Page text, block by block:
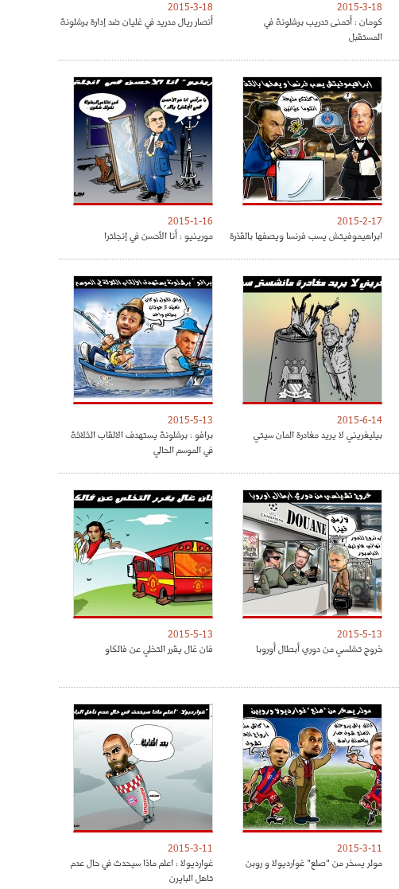
2015-3-18
كومان : أتمنى تدريب برشلونة في
المستقبل
2015-3-18
أنصار ريال مدريد في غليان ضد إدارة برشلونة
2015-2-17
ابراهيموفيتش يسب فرنسا ويصفها بالقذرة
2015-1-16
مورينيو : أنا الأحسن في إنجلترا
2015-6-14
بيليغريني لا يريد مغادرة المان سيتي
2015-5-13
برافو : برشلونة يستهدف الالقاب الثلاثة
في الموسم الحالي
2015-5-13
خروج تشلسي من دوري أبطال أوروبا
2015-5-13
فان غال يقرر التخلي عن فالكاو
2015-3-11
مولر يسخر من "صلع" غوارديولا و روبن
2015-3-11
غوارديولا : اعلم ماذا سيحدث في حال عدم
تاهل البايرن